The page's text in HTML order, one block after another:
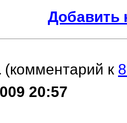
Добавить
(комментарий к
20:57